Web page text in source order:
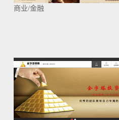
商业/金融